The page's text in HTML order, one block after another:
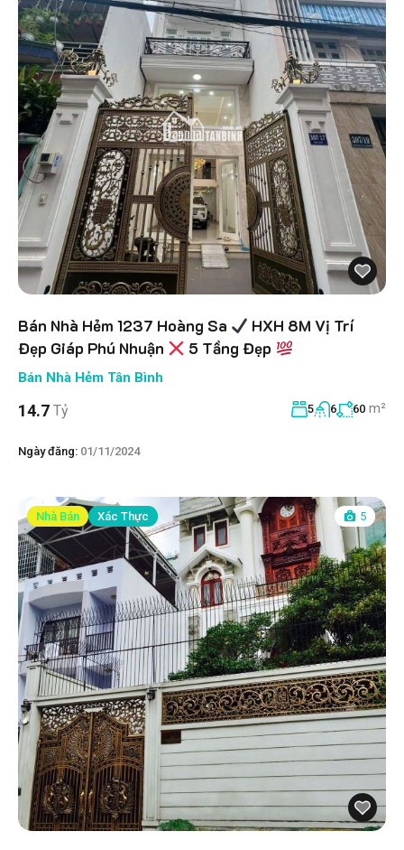
Bán Nhà Hẻm 1237 Hoàng Sa
HXH 8M Vị Trí
Đẹp Giáp Phú Nhuận
5 Tầng Đẹp
Bán Nhà Hẻm Tân Bình
14.7 Tỷ 5 6 60 m²
Ngày đăng: 01/11/2024
Nhà Bán Xác Thực 5